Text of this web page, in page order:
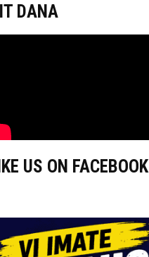
DANA
US ON FACEBOOK